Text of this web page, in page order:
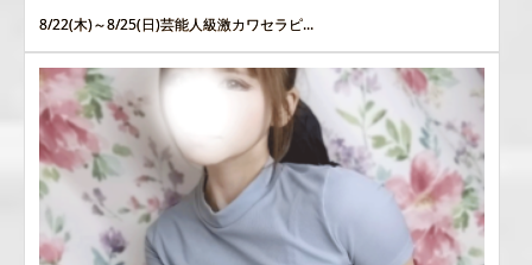
8/22(木)～8/25(日)芸能人級激カワセラピ...